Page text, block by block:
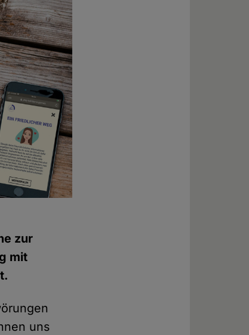
zur
mit
uns